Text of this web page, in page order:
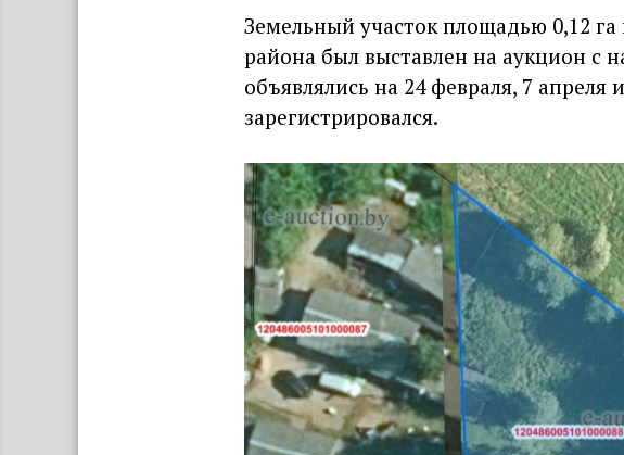
Земельный участок площадью 0,12
района был выставлен на аукцион с
объявлялись на 24 февраля, 7
зарегистрировался.